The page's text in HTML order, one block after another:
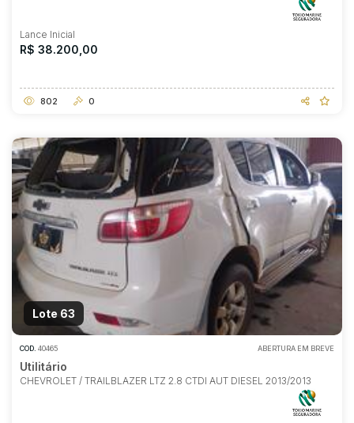
Lance Inicial
R$ 38.200,00
802 0
Lote 63
COD. 40465 ABERTURA EM BREVE
Utilitário
CHEVROLET / TRAILBLAZER LTZ 2.8 CTDI AUT DIESEL 2013/2013